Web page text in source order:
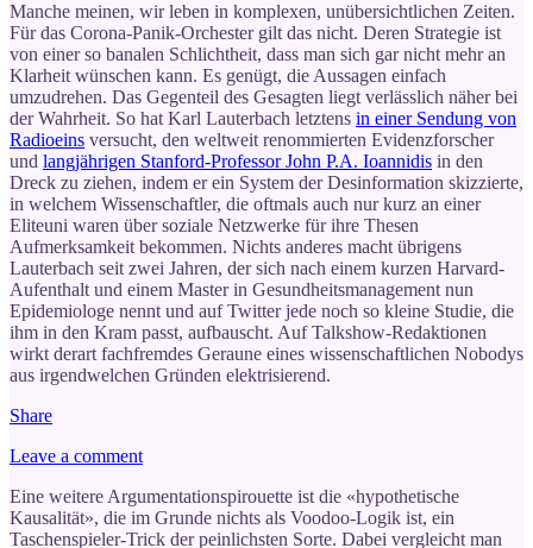
Manche meinen, wir leben in komplexen, unübersichtlichen Zeiten.
Für das Corona-Panik-Orchester gilt das nicht. Deren Strategie ist
von einer so banalen Schlichtheit, dass man sich gar nicht mehr an
Klarheit wünschen kann. Es genügt, die Aussagen einfach
umzudrehen. Das Gegenteil des Gesagten liegt verlässlich näher bei
der Wahrheit. So hat Karl Lauterbach letztens in einer Sendung von
Radioeins versucht, den weltweit renommierten Evidenzforscher
und langjährigen Stanford-Professor John P.A. Ioannidis in den
Dreck zu ziehen, indem er ein System der Desinformation skizzierte,
in welchem Wissenschaftler, die oftmals auch nur kurz an einer
Eliteuni waren über soziale Netzwerke für ihre Thesen
Aufmerksamkeit bekommen. Nichts anderes macht übrigens
Lauterbach seit zwei Jahren, der sich nach einem kurzen Harvard-
Aufenthalt und einem Master in Gesundheitsmanagement nun
Epidemiologe nennt und auf Twitter jede noch so kleine Studie, die
ihm in den Kram passt, aufbauscht. Auf Talkshow-Redaktionen
wirkt derart fachfremdes Geraune eines wissenschaftlichen Nobodys
aus irgendwelchen Gründen elektrisierend.
Share
Leave a comment
Eine weitere Argumentationspirouette ist die «hypothetische
Kausalität», die im Grunde nichts als Voodoo-Logik ist, ein
Taschenspieler-Trick der peinlichsten Sorte. Dabei vergleicht man